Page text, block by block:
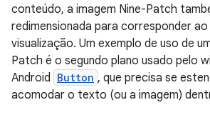
conteúdo, a imagem Nine-Patch
redimensionada para corresponder
visualização. Um exemplo de uso de
Patch é o segundo plano usado pelo
Android Button , que precisa se
acomodar o texto (ou a imagem)